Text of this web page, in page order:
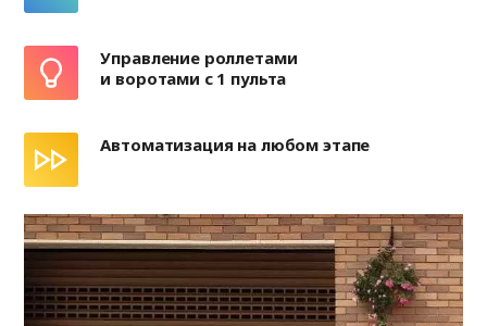
Управление роллетами
и воротами с 1 пульта
Автоматизация на любом этапе